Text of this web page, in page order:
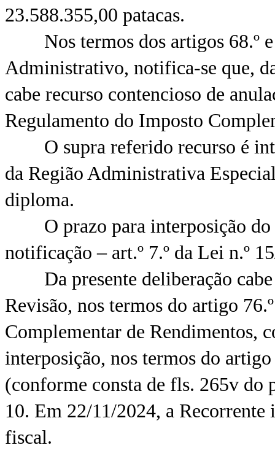
23.588.355,00 patacas.
Nos termos dos artigos 68.º e
Administrativo, notifica-se que,
cabe recurso contencioso de
Regulamento do Imposto
O supra referido recurso é
da Região Administrativa
diploma.
O prazo para interposição do
notificação – art.º 7.º da Lei n.º
Da presente deliberação cabe
Revisão, nos termos do artigo
Complementar de Rendimentos,
interposição, nos termos do
(conforme consta de fls. 265v do
10. Em 22/11/2024, a Recorrente
fiscal.